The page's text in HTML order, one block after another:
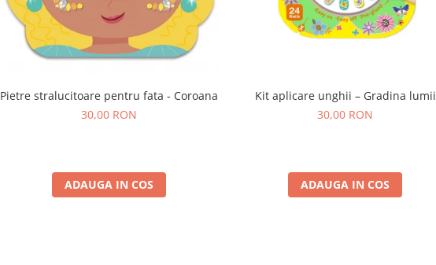
Pietre stralucitoare pentru fata - Coroana
30,00 RON
ADAUGA IN COS
Kit aplicare unghii – Gradina lumii
30,00 RON
ADAUGA IN COS